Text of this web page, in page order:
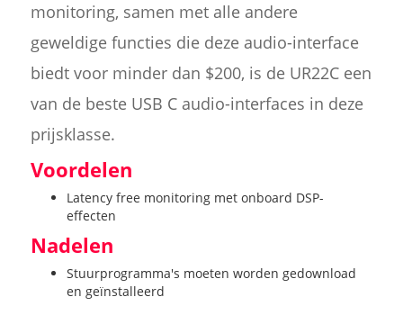
monitoring, samen met alle andere
geweldige functies die deze audio-interface
biedt voor minder dan $200, is de UR22C een
van de beste USB C audio-interfaces in deze
prijsklasse.
Voordelen
Latency free monitoring met onboard DSP-
effecten
Nadelen
Stuurprogramma's moeten worden gedownload
en geïnstalleerd